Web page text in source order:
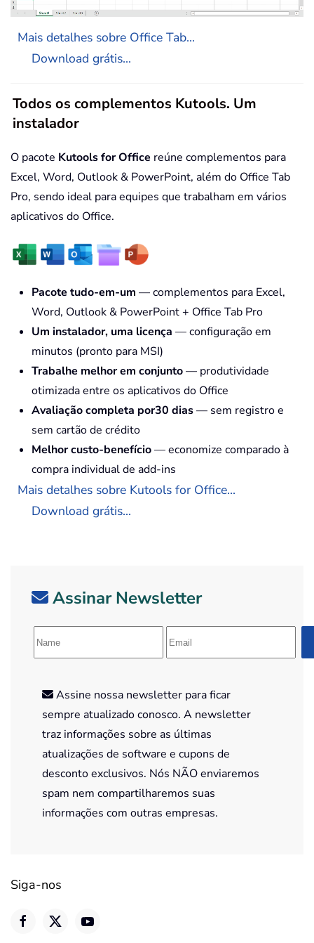
Mais detalhes sobre Office Tab...
Download grátis...
Todos os complementos Kutools. Um
instalador
O pacote Kutools for Office reúne complementos para
Excel, Word, Outlook & PowerPoint, além do Office Tab
Pro, sendo ideal para equipes que trabalham em vários
aplicativos do Office.
Pacote tudo-em-um — complementos para Excel,
Word, Outlook & PowerPoint + Office Tab Pro
Um instalador, uma licença — configuração em
minutos (pronto para MSI)
Trabalhe melhor em conjunto— produtividade
otimizada entre os aplicativos do Office
Avaliação completa por30 dias— sem registro e
sem cartão de crédito
Melhor custo-benefício— economize comparado à
compra individual de add-ins
Mais detalhes sobre Kutools for Office...
Download grátis...
Assinar Newsletter
Assine nossa newsletter para ficar
sempre atualizado conosco. A newsletter
traz informações sobre as últimas
atualizações de software e cupons de
desconto exclusivos. Nós NÃO enviaremos
spam nem compartilharemos suas
informações com outras empresas.
Siga-nos